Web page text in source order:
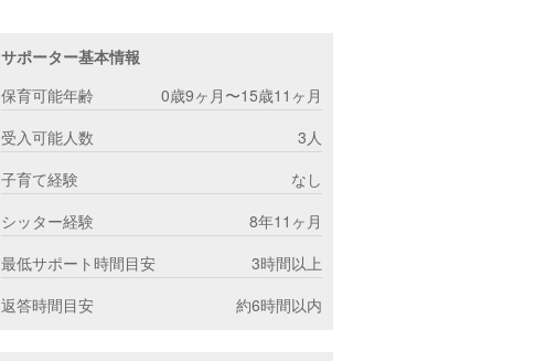
サポーター基本情報
保育可能年齢
0歳9ヶ月〜15歳11ヶ月
受入可能人数
3人
子育て経験
なし
シッター経験
8年11ヶ月
最低サポート時間目安
3時間以上
返答時間目安
約6時間以内